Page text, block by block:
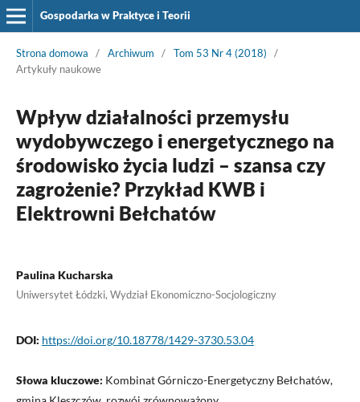
Gospodarka w Praktyce i Teorii
Strona domowa / Archiwum / Tom 53 Nr 4 (2018)
/
Artykuły naukowe
Wpływ działalności przemysłu
wydobywczego i energetycznego na
środowisko życia ludzi – szansa czy
zagrożenie? Przykład KWB i
Elektrowni Bełchatów
Paulina Kucharska
Uniwersytet Łódzki, Wydział Ekonomiczno-Socjologiczny
DOI: https://doi.org/10.18778/1429-3730.53.04
Słowa kluczowe: Kombinat Górniczo-Energetyczny Bełchatów,